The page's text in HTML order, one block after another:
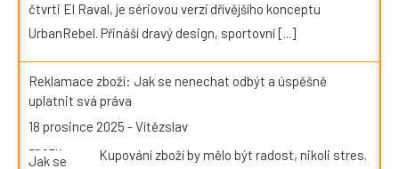
čtvrti El Raval, je sériovou verzí dřívějšího konceptu
UrbanRebel. Přináší dravý design, sportovní[...]
Reklamace zboží: Jak se nenechat odbýt a úspěšně
uplatnit svá práva
18 prosince 2025 -Vítězslav
Kupování zboží by mělo být radost, nikoli stres.